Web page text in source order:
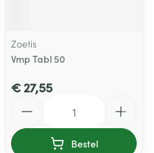
Zoetis
Vmp Tabl 50
€ 27,55
Bestel